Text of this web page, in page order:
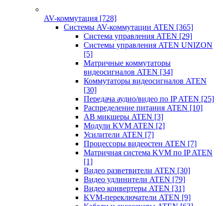
AV-коммутация [728]
Системы AV-коммутации ATEN [365]
Система управления ATEN [29]
Системы управления ATEN UNIZON
[5]
Матричные коммутаторы
видеосигналов ATEN [34]
Коммутаторы видеосигналов ATEN
[30]
Передача аудио/видео по IP ATEN [25]
Распределение питания ATEN [10]
АВ микшеры ATEN [3]
Модули KVM ATEN [2]
Усилители ATEN [7]
Процессоры видеостен ATEN [7]
Матричная система KVM по IP ATEN
[1]
Видео разветвители ATEN [30]
Видео удлинители ATEN [79]
Видео конвертеры ATEN [31]
KVM-переключатели ATEN [9]